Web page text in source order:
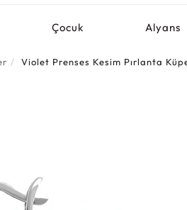
Çocuk Alyans
Violet Prenses Kesim Pırlanta